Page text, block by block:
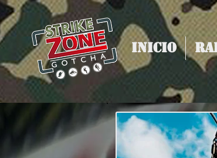
Inicio